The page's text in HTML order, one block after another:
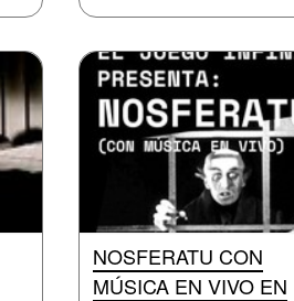
NOSFERATU CON
MÚSICA EN VIVO EN